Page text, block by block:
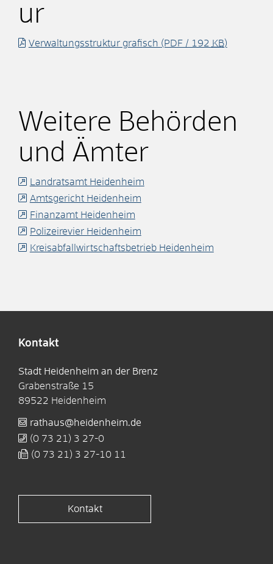
ur
Verwaltungsstruktur grafisch (PDF / 192 KB)
Weitere Behörden
und Ämter
Landratsamt Heidenheim
Amtsgericht Heidenheim
Finanzamt Heidenheim
Polizeirevier Heidenheim
Kreisabfallwirtschaftsbetrieb Heidenheim
Kontakt
Stadt Heidenheim an der Brenz
Grabenstraße 15
89522 Heidenheim
rathaus@heidenheim.de
(0 73 21) 3 27-0
(0 73 21) 3 27-10 11
Kontakt